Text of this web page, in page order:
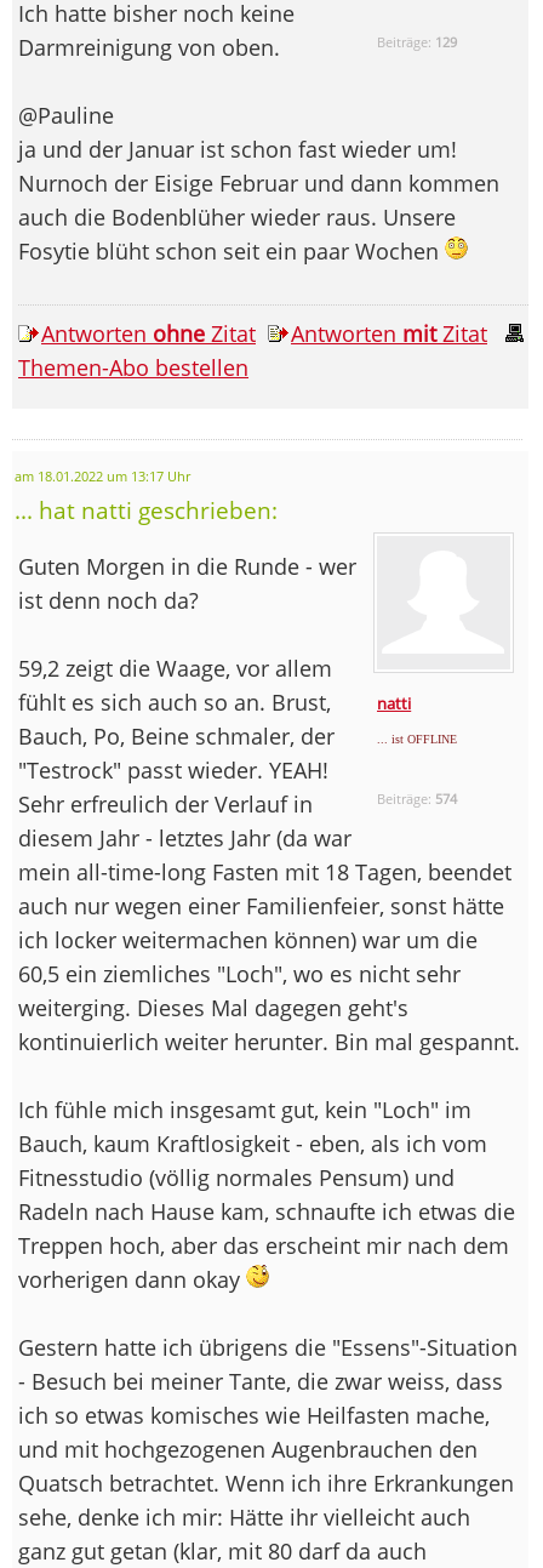
Beiträge: 129
Ich hatte bisher noch keine
Darmreinigung von oben.
@Pauline
ja und der Januar ist schon fast wieder um!
Nurnoch der Eisige Februar und dann kommen
auch die Bodenblüher wieder raus. Unsere
Fosytie blüht schon seit ein paar Wochen
Antworten ohne Zitat Antworten mitZitat
Themen-Abo bestellen
am 18.01.2022 um 13:17 Uhr
... hat natti geschrieben:
natti
... ist OFFLINE
Beiträge: 574
Guten Morgen in die Runde - wer
ist denn noch da?
59,2 zeigt die Waage, vor allem
fühlt es sich auch so an. Brust,
Bauch, Po, Beine schmaler, der
"Testrock" passt wieder. YEAH!
Sehr erfreulich der Verlauf in
diesem Jahr - letztes Jahr (da war
mein all-time-long Fasten mit 18 Tagen, beendet
auch nur wegen einer Familienfeier, sonst hätte
ich locker weitermachen können) war um die
60,5 ein ziemliches "Loch", wo es nicht sehr
weiterging. Dieses Mal dagegen geht's
kontinuierlich weiter herunter. Bin mal gespannt.
Ich fühle mich insgesamt gut, kein "Loch" im
Bauch, kaum Kraftlosigkeit - eben, als ich vom
Fitnesstudio (völlig normales Pensum) und
Radeln nach Hause kam, schnaufte ich etwas die
Treppen hoch, aber das erscheint mir nach dem
vorherigen dann okay
Gestern hatte ich übrigens die "Essens"-Situation
- Besuch bei meiner Tante, die zwar weiss, dass
ich so etwas komisches wie Heilfasten mache,
und mit hochgezogenen Augenbrauchen den
Quatsch betrachtet. Wenn ich ihre Erkrankungen
sehe, denke ich mir: Hätte ihr vielleicht auch
ganz gut getan (klar, mit 80 darf da auch